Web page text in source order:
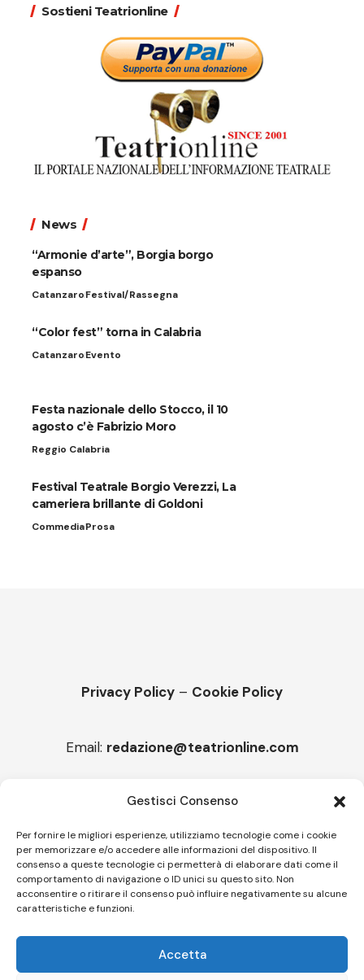
Gestisci Consenso
Per fornire le migliori esperienze, utilizziamo tecnologie come i cookie
per memorizzare e/o accedere alle informazioni del dispositivo. Il
consenso a queste tecnologie ci permetterà di elaborare dati come il
comportamento di navigazione o ID unici su questo sito. Non
acconsentire o ritirare il consenso può influire negativamente su alcune
caratteristiche e funzioni.
Accetta
Sostieni Teatrionline
News
“Armonie d’arte”, Borgia borgo
espanso
CatanzaroFestival/Rassegna
“Color fest” torna in Calabria
CatanzaroEvento
Festa nazionale dello Stocco, il 10
agosto c’è Fabrizio Moro
Reggio Calabria
Festival Teatrale Borgio Verezzi, La
cameriera brillante di Goldoni
CommediaProsa
Privacy Policy – Cookie Policy
Email: redazione@teatrionline.com
“Color fest” torna in Calabria